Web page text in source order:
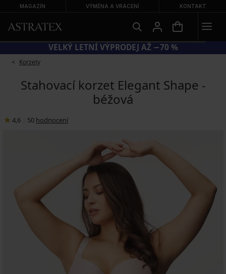
MAGAZÍN VÝMĚNA A VRÁCENÍ KONTAKT
VELKÝ LETNÍ VÝPRODEJ AŽ −70 %
Korzety
Stahovací korzet Elegant Shape -
béžová
4,6 50 hodnocení